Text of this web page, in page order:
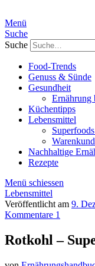
Menü
Suche
Suche
Food-Trends
Genuss & Sünde
Gesundheit
Ernährung
Küchentipps
Lebensmittel
Nachhaltige
Rezepte
Menü schiessen
Lebensmittel
Veröffentlicht am 9.
Kommentare 1
Rotkohl –